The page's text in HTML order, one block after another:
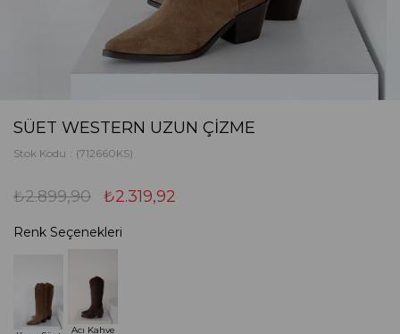
SÜET WESTERN UZUN ÇIZME
Stok Kodu (712660KS)
₺2.899,90 ₺2.319,92
Renk Seçenekleri
Acı Kahve